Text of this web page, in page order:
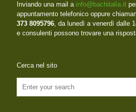
Inviando una mail a info@bachitalia.it
appuntamento telefonico oppure
373 8095796, da lunedì a venerdì dalle
e consulenti possono trovare una
Cerca nel sito